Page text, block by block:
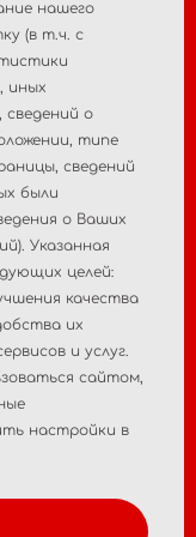
услуги
персональных
нашего
(в т.ч. с
иных
сведений о
типе
сведений
были
о Ваших
Указанная
целей:
качества
их
и услуг.
сайтом,
настройки в